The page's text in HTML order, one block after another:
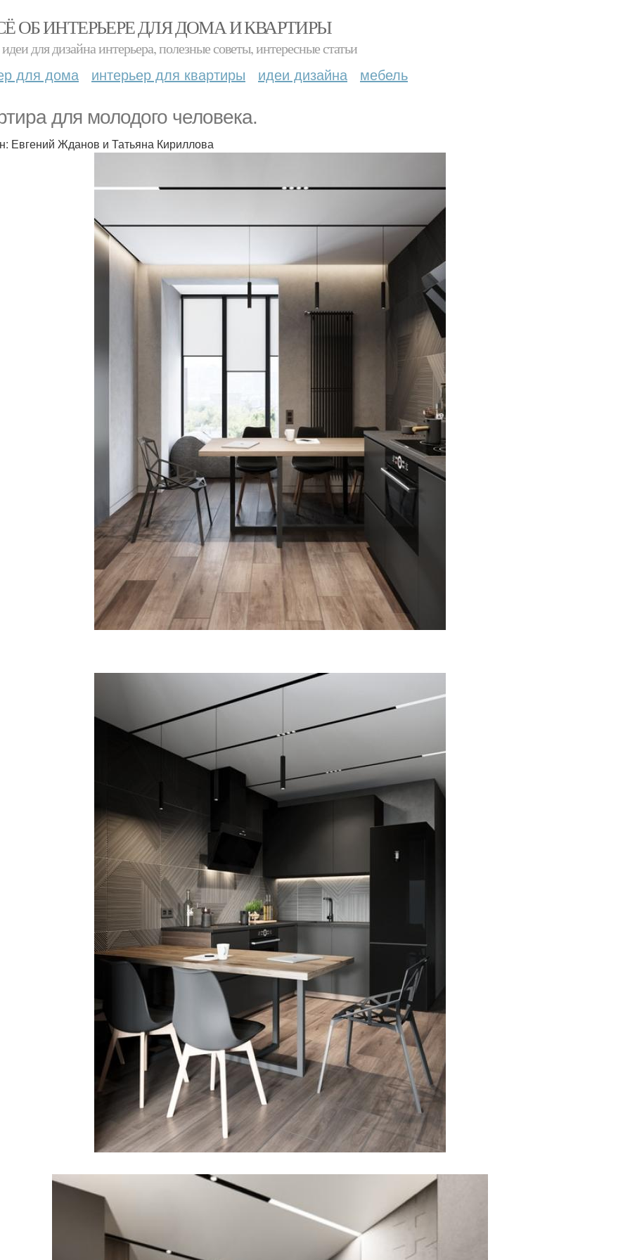
ОБ ИНТЕРЬЕРЕ ДЛЯ ДОМА И КВАРТИРЫ
для дизайна интерьера, полезные советы, интересные статьи
для дома интерьер для квартиры идеи дизайна мебель
для молодого человека.
Евгений Жданов и Татьяна Кириллова